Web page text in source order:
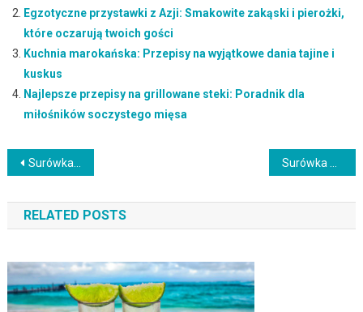
Egzotyczne przystawki z Azji: Smakowite zakąski i pierożki,
które oczarują twoich gości
Kuchnia marokańska: Przepisy na wyjątkowe dania tajine i
kuskus
Najlepsze przepisy na grillowane steki: Poradnik dla
miłośników soczystego mięsa
Nawigacja
wpisu
Surówka z kapusty kiszonej i marchewki z majonezem: Tradycyjny przepis na chrupiące danie
RELATED POSTS